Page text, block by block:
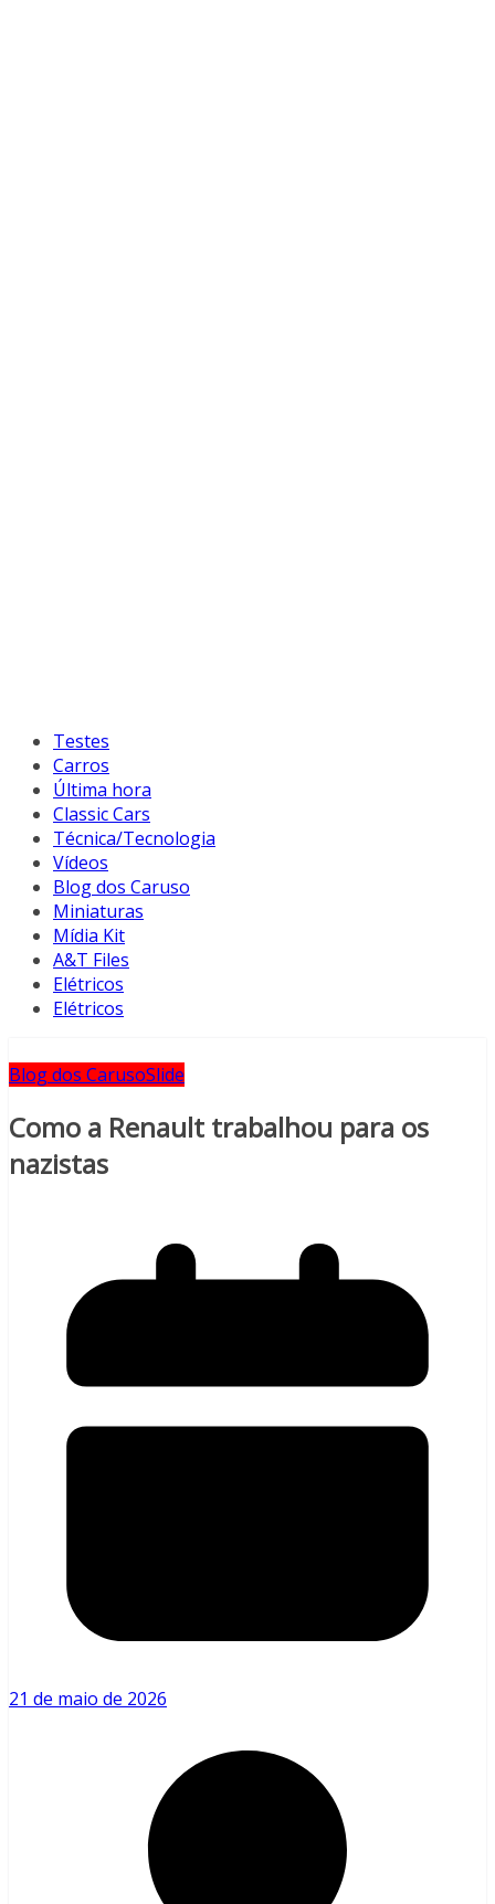
Testes
Carros
Última hora
Classic Cars
Técnica/Tecnologia
Vídeos
Blog dos Caruso
Miniaturas
Mídia Kit
A&T Files
Elétricos
Elétricos
Blog dos CarusoSlide
Como a Renault trabalhou para os
nazistas
21 de maio de 2026